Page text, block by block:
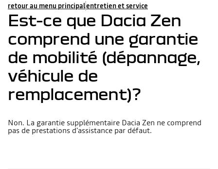
retour au menu principalentretien et service
Est-ce que Dacia Zen
comprend une garantie
de mobilité (dépannage,
véhicule de
remplacement)?
Non. La garantie supplémentaire Dacia Zen ne comprend
pas de prestations d'assistance par défaut.